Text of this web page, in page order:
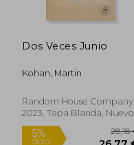
Dos Veces Junio
Kohan, Martin
Random House Company,
2023, Tapa Blanda, Nuevo